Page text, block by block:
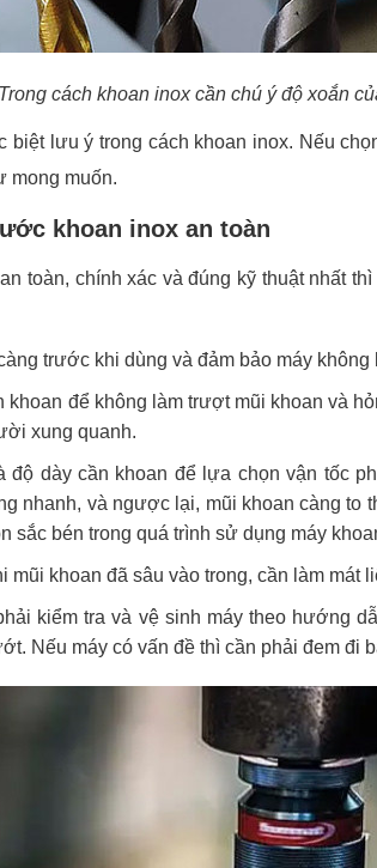
Trong cách khoan inox cần chú ý độ xoắn
biệt lưu ý trong cách khoan inox. Nếu
mong muốn.
khoan inox an toàn
toàn, chính xác và đúng kỹ thuật nhất
trước khi dùng và đảm bảo máy
để không làm trượt mũi khoan và
xung quanh.
dày cần khoan để lựa chọn vận tốc
nhanh, và ngược lại, mũi khoan càng to
sắc bén trong quá trình sử dụng máy
khoan đã sâu vào trong, cần làm mát
kiểm tra và vệ sinh máy theo hướng
Nếu máy có vấn đề thì cần phải đem đi